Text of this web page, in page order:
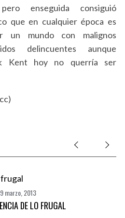
enseguida consiguió
que en cualquier época es
un mundo con malignos
delincuentes aunque
Kent hoy no querría ser
marzo, 2013
DE LO FRUGAL